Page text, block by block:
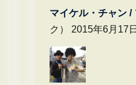
マイケル・チャ ン /
ク） 2015年6月17